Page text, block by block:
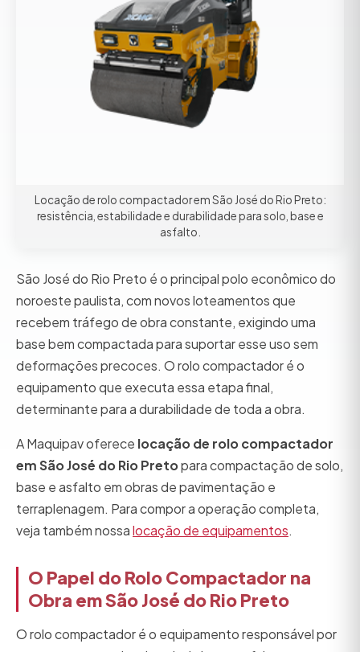
Locação de rolo compactador em São José do Rio Preto:
resistência, estabilidade e durabilidade para solo, base e
asfalto.
São José do Rio Preto é o principal polo econômico do
noroeste paulista, com novos loteamentos que
recebem tráfego de obra constante, exigindo uma
base bem compactada para suportar esse uso sem
deformações precoces. O rolo compactador é o
equipamento que executa essa etapa final,
determinante para a durabilidade de toda a obra.
A Maquipav oferece locação de rolo compactador
em São José do Rio Pretopara compactação de solo,
base e asfalto em obras de pavimentação e
terraplenagem. Para compor a operação completa,
veja também nossalocação de equipamentos.
O Papel do Rolo Compactador na
Obra em São José do Rio Preto
O rolo compactador é o equipamento responsável por